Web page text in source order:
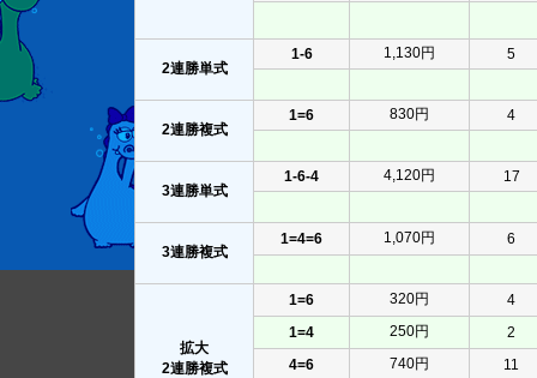
2連勝単式
1-6 1,130円 5
2連勝複式
1=6 830円 4
3連勝単式
1-6-4 4,120円 17
3連勝複式
1=4=6 1,070円 6
拡大
2連勝複式
1=6 320円
4
1=4
250円
2
4=6
740円 11